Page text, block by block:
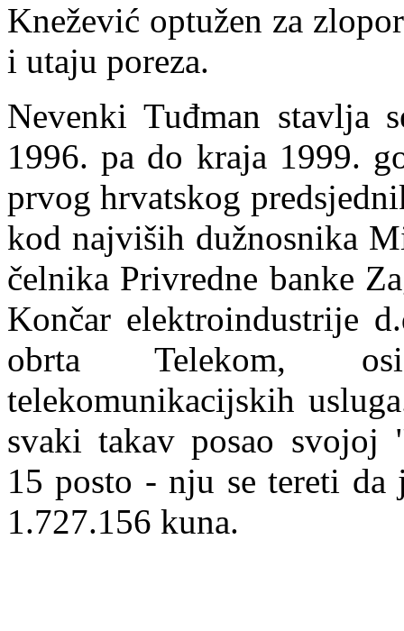
Knežević optužen za
i utaju poreza.
Nevenki Tuđman stavlja
1996. pa do kraja 1999.
prvog hrvatskog
kod najviših dužnosnika
čelnika Privredne banke
Končar elektroindustrije
obrta Telekom,
telekomunikacijskih
svaki takav posao svojoj
15 posto - nju se tereti
1.727.156 kuna.